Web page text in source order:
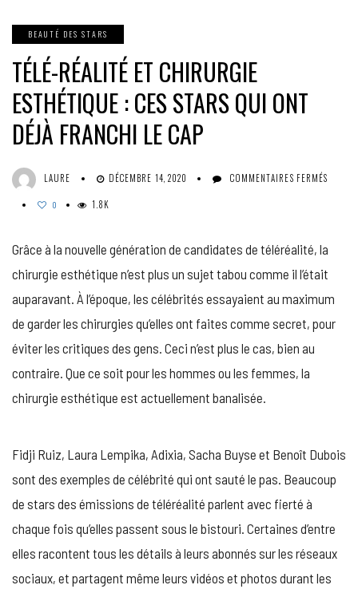
BEAUTÉ DES STARS
TÉLÉ-RÉALITÉ ET CHIRURGIE
ESTHÉTIQUE : CES STARS QUI ONT
DÉJÀ FRANCHI LE CAP
LAURE DÉCEMBRE 14, 2020 COMMENTAIRES FERMÉS
STARS
ONT
0 1.8K
Grâce à la nouvelle génération de candidates de téléréalité, la
chirurgie esthétique n’est plus un sujet tabou comme il l’était
auparavant. À l’époque, les célébrités essayaient au maximum
de garder les chirurgies qu’elles ont faites comme secret, pour
éviter les critiques des gens. Ceci n’est plus le cas, bien au
contraire. Que ce soit pour les hommes ou les femmes, la
chirurgie esthétique est actuellement banalisée.
Fidji Ruiz, Laura Lempika, Adixia, Sacha Buyse et Benoît Dubois
sont des exemples de célébrité qui ont sauté le pas. Beaucoup
de stars des émissions de téléréalité parlent avec fierté à
chaque fois qu’elles passent sous le bistouri. Certaines d’entre
elles racontent tous les détails à leurs abonnés sur les réseaux
sociaux, et partagent même leurs vidéos et photos durant les